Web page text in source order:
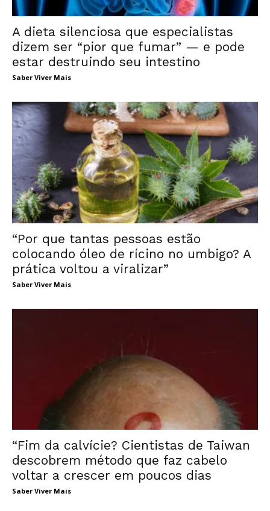
A dieta silenciosa que especialistas
dizem ser “pior que fumar” — e pode
estar destruindo seu intestino
Saber Viver Mais
“Por que tantas pessoas estão
colocando óleo de rícino no umbigo? A
prática voltou a viralizar”
Saber Viver Mais
“Fim da calvície? Cientistas de Taiwan
descobrem método que faz cabelo
voltar a crescer em poucos dias
Saber Viver Mais